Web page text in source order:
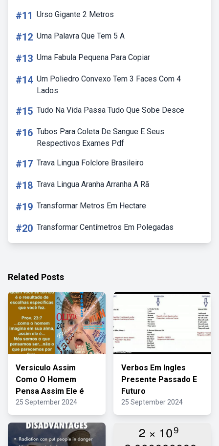
#11 Urso Gigante 2 Metros
#12 Uma Palavra Que Tem 5 A
#13 Uma Fabula Pequena Para Copiar
#14 Um Poliedro Convexo Tem 3 Faces Com 4
Lados
#15 Tudo Na Vida Passa Tudo Que Sobe Desce
#16 Tubos Para Coleta De Sangue E Seus
Respectivos Exames Pdf
#17 Trava Lingua Folclore Brasileiro
#18 Trava Lingua Aranha Arranha A Rã
#19 Transformar Metros Em Hectare
#20 Transformar Centímetros Em Polegadas
Related Posts
Versiculo Assim
Como O Homem
Pensa Assim Ele é
25 September 2024
Verbos Em Ingles
Presente Passado E
Futuro
25 September 2024